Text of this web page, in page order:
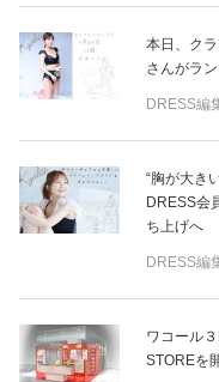
本日、ク
さんがラ
DRESS編
“胸が大き
DRESS会
ち上げへ
DRESS編
ワコール
STOREを